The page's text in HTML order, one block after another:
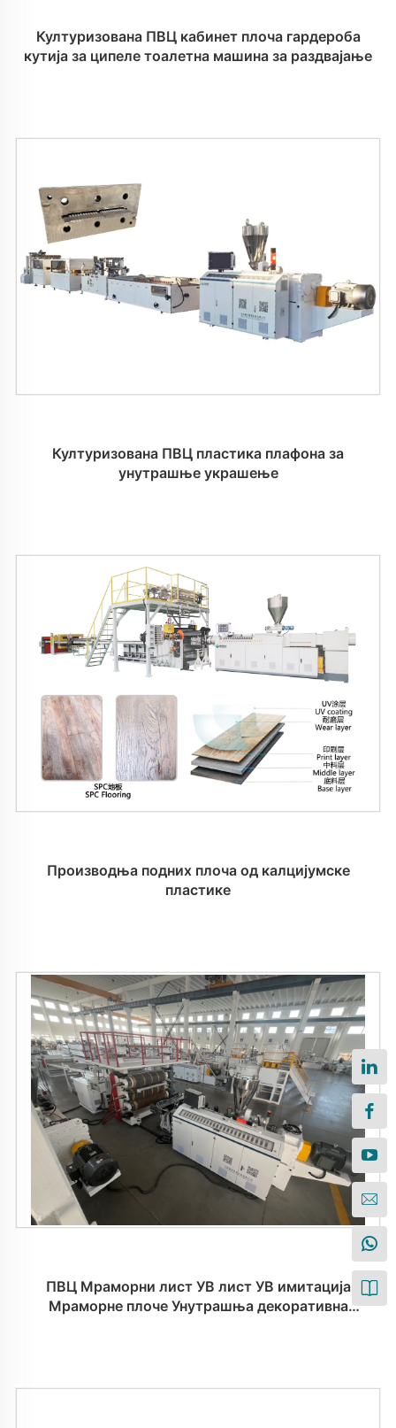
Културизована ПВЦ кабинет плоча гардероба
кутија за ципеле тоалетна машина за раздвајање
Културизована ПВЦ пластика плафона за
унутрашње украшење
Производња подних плоча од калцијумске
пластике
ПВЦ Мраморни лист УВ лист УВ имитација
Мраморне плоче Унутрашња декоративна